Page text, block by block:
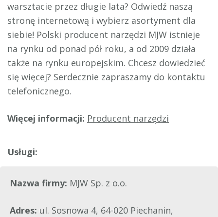
warsztacie przez długie lata? Odwiedź naszą
stronę internetową i wybierz asortyment dla
siebie! Polski producent narzędzi MJW istnieje
na rynku od ponad pół roku, a od 2009 działa
także na rynku europejskim. Chcesz dowiedzieć
się więcej? Serdecznie zapraszamy do kontaktu
telefonicznego.
Więcej informacji: Producent narzędzi
Nazwa firmy: MJW Sp. z o.o.
Adres: ul. Sosnowa 4, 64-020 Piechanin,